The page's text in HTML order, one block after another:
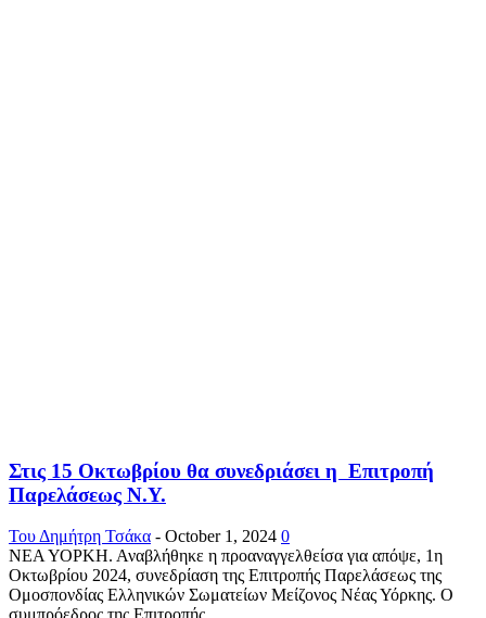
Στις 15 Οκτωβρίου θα συνεδριάσει η Επιτροπή
Παρελάσεως Ν.Υ.
Του Δημήτρη Τσάκα - October 1, 2024 0
ΝΕΑ ΥΟΡΚΗ. Αναβλήθηκε η προαναγγελθείσα για απόψε, 1η
Οκτωβρίου 2024, συνεδρίαση της Επιτροπής Παρελάσεως της
Ομοσπονδίας Ελληνικών Σωματείων Μείζονος Νέας Υόρκης. Ο